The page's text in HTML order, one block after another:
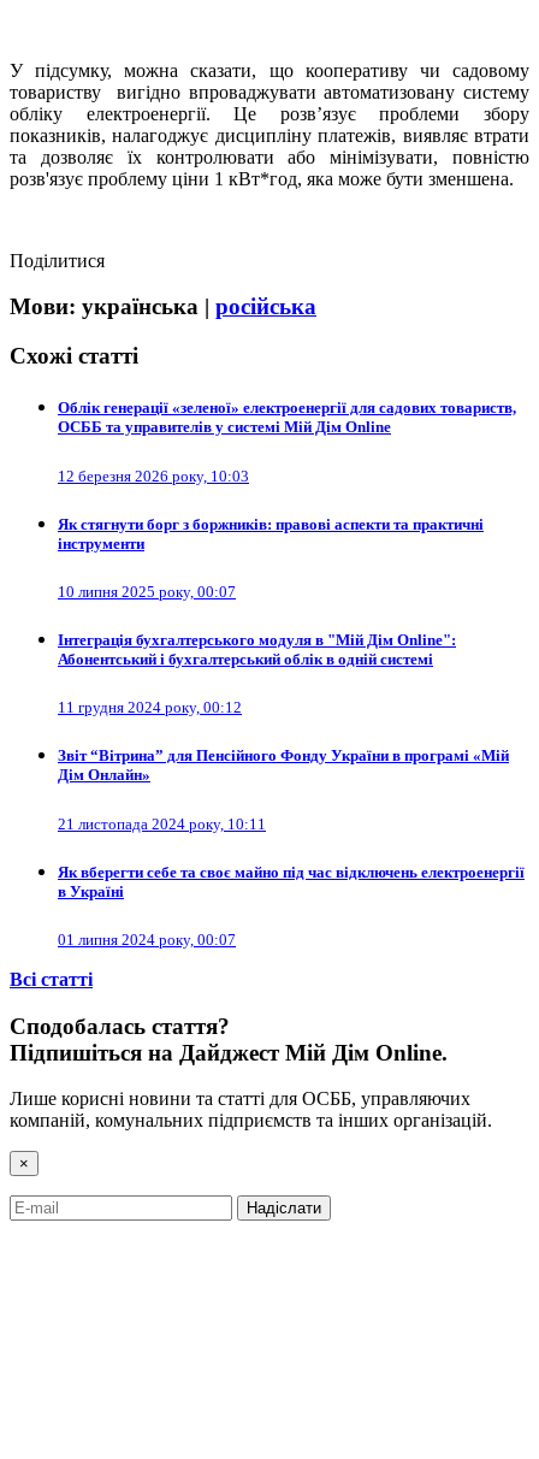
У підсумку, можна сказати, що кооперативу чи садовому
товариству вигідно впроваджувати автоматизовану систему
обліку електроенергії. Це розв’язує проблеми збору
показників, налагоджує дисципліну платежів, виявляє втрати
та дозволяє їх контролювати або мінімізувати, повністю
розв'язує проблему ціни 1 кВт*год, яка може бути зменшена.​
Поділитися
Мови: українська | російська
Схожі статті
Облік генерації «зеленої» електроенергії для садових товариств,
ОСББ та управителів у системі Мій Дім Online
12 березня 2026 року, 10:03
Як стягнути борг з боржників: правові аспекти та практичні
інструменти
10 липня 2025 року, 00:07
Інтеграція бухгалтерського модуля в "Мій Дім Online":
Абонентський і бухгалтерський облік в одній системі
11 грудня 2024 року, 00:12
Звіт “Вітрина” для Пенсійного Фонду України в програмі «Мій
Дім Онлайн»
21 листопада 2024 року, 10:11
Як вберегти себе та своє майно під час відключень електроенергії
в Україні
01 липня 2024 року, 00:07
Всі cтатті
Сподобалась стаття?
Підпишіться на Дайджест Мій Дім Online.
Лише корисні новини та статті для ОСББ, управляючих
компаній, комунальних підприємств та інших організацій.
×
Надіслати